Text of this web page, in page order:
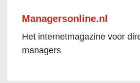
Managersonline.nl
Het internetmagazine voor
managers